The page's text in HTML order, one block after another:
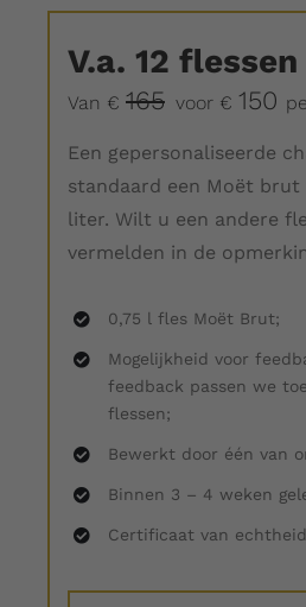
V.a. 12 flessen
Van € 165 voor € 150
Een gepersonaliseerde
standaard een Moët brut
liter. Wilt u een andere
vermelden in de
0,75 l fles Moët Brut;
Mogelijkheid voor
feedback passen we
flessen;
Bewerkt door één van
Binnen 3 – 4 weken
Certificaat van